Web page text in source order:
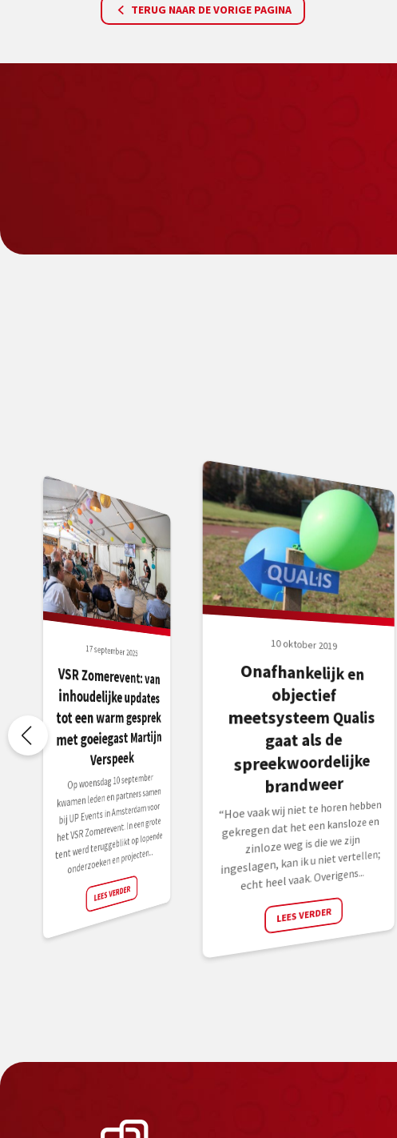
TERUG NAAR DE VORIGE PAGINA
17 september 2025
VSR Zomerevent: van
inhoudelijke updates
tot een warm gesprek
met goeiegast Martijn
Verspeek
Op woensdag 10 september
kwamen leden en partners samen
bij UP Events in Amsterdam voor
het VSR Zomerevent. In een grote
tent werd teruggeblikt op lopende
onderzoeken en projecten...
LEES VERDER
10 oktober 2019
Onafhankelijk en
objectief
meetsysteem Qualis
gaat als de
spreekwoordelijke
brandweer
“Hoe vaak wij niet te horen hebben
gekregen dat het een kansloze en
zinloze weg is die we zijn
ingeslagen, kan ik u niet vertellen;
echt heel vaak. Overigens...
LEES VERDER